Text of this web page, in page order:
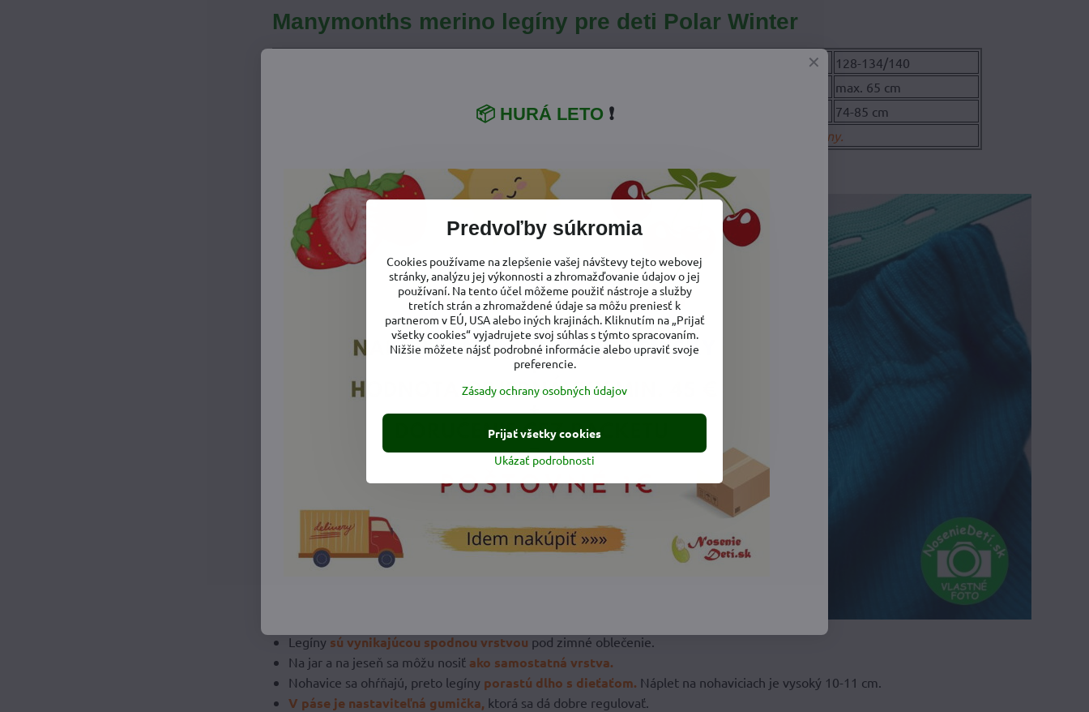
Manymonths merino legíny pre deti Polar Winter
128-134/140
max. 65 cm
44-54 cm 51-62 cm
74-85 cm
Pás je možné ľubovoľne pomocou gumičky zúžiť, preto neudávame min. obvod, ale iba maximálny.
Legíny sú vynikajúcou spodnou vrstvou pod zimné oblečenie.
Na jar a na jeseň sa môžu nosiť ako samostatná vrstva.
Nohavice sa ohŕňajú, preto legíny porastú dlho s dieťaťom. Náplet na nohaviciach je vysoký 10-11 cm.
V páse je nastaviteľná gumička, ktorá sa dá dobre regulovať.
Predvoľby súkromia
Cookies používame na zlepšenie vašej návštevy tejto webovej
stránky, analýzu jej výkonnosti a zhromažďovanie údajov o jej
používaní. Na tento účel môžeme použiť nástroje a služby
tretích strán a zhromaždené údaje sa môžu preniesť k
partnerom v EÚ, USA alebo iných krajinách. Kliknutím na „Prijať
všetky cookies“ vyjadrujete svoj súhlas s týmto spracovaním.
Nižšie môžete nájsť podrobné informácie alebo upraviť svoje
preferencie.
Zásady ochrany osobných údajov
Ukázať podrobnosti
Prijať všetky cookies
📦 HURÁ LETO ❗